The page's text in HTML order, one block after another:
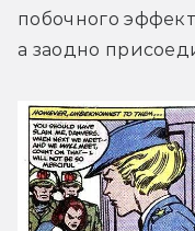
побочного
а заодно